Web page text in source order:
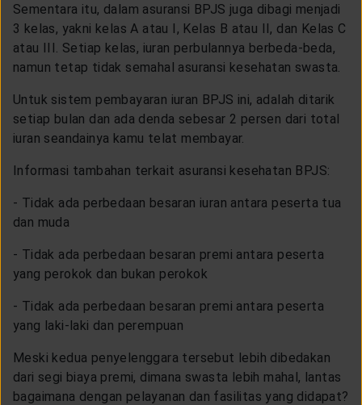
Sementara itu, dalam asuransi BPJS juga dibagi menjadi
3 kelas, yakni kelas A atau I, Kelas B atau II, dan Kelas C
atau III. Setiap kelas, iuran perbulannya berbeda-beda,
namun tetap tidak semahal asuransi kesehatan swasta.
Untuk sistem pembayaran iuran BPJS ini, adalah ditarik
setiap bulan dan ada denda sebesar 2 persen dari total
iuran seandainya kamu telat membayar.
Informasi tambahan terkait asuransi kesehatan BPJS:
- Tidak ada perbedaan besaran iuran antara peserta tua
dan muda
- Tidak ada perbedaan besaran premi antara peserta
yang perokok dan bukan perokok
- Tidak ada perbedaan besaran premi antara peserta
yang laki-laki dan perempuan
Meski kedua penyelenggara tersebut lebih dibedakan
dari segi biaya premi, dimana swasta lebih mahal, lantas
bagaimana dengan pelayanan dan fasilitas yang didapat?